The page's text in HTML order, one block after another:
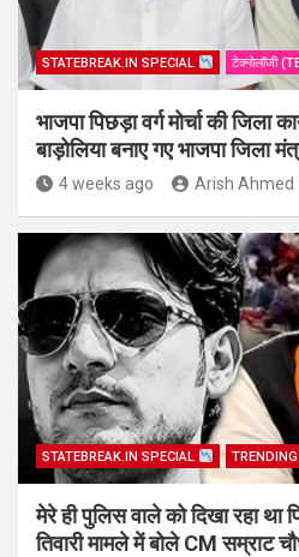
STATEBREAK.IN SPECIAL टेक्नोलॉजी
भाजपा पिछड़ा वर्ग मोर्चा की जिला
बाड़ोलिया बनाए गए भाजपा जिला
4 weeks ago Arish Ahmed
STATEBREAK.IN SPECIAL TRENDING
मेरे ही पुलिस वाले को दिखा रहा था
तिवारी मामले में बोले CM सम्राट